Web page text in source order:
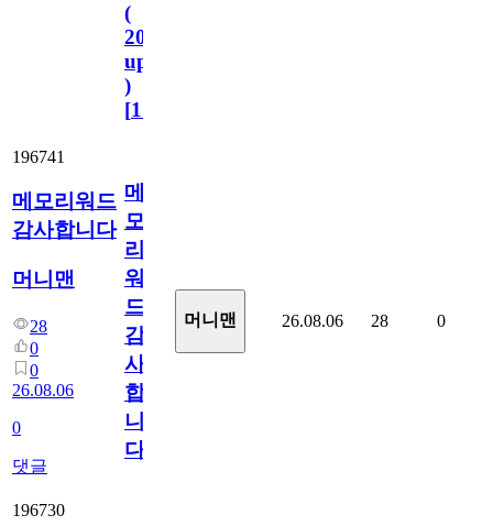
(
2023.11.1
update
)
[110
196741
메모리워드
감사합니다
머니맨
28
0
0
26.08.06
0
댓글
메
모
리
워
드
감
사
합
니
다
머니맨 26.08.06 28 0
196730